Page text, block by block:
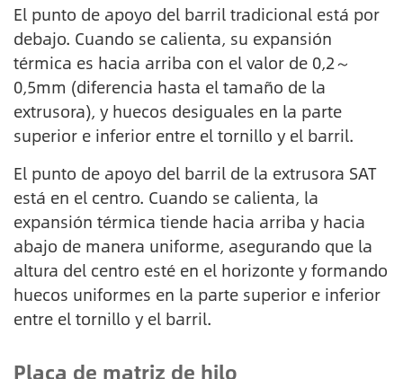
El punto de apoyo del barril tradicional está por
debajo. Cuando se calienta, su expansión
térmica es hacia arriba con el valor de 0,2～
0,5mm (diferencia hasta el tamaño de la
extrusora), y huecos desiguales en la parte
superior e inferior entre el tornillo y el barril.
El punto de apoyo del barril de la extrusora SAT
está en el centro. Cuando se calienta, la
expansión térmica tiende hacia arriba y hacia
abajo de manera uniforme, asegurando que la
altura del centro esté en el horizonte y formando
huecos uniformes en la parte superior e inferior
entre el tornillo y el barril.
Placa de matriz de hilo